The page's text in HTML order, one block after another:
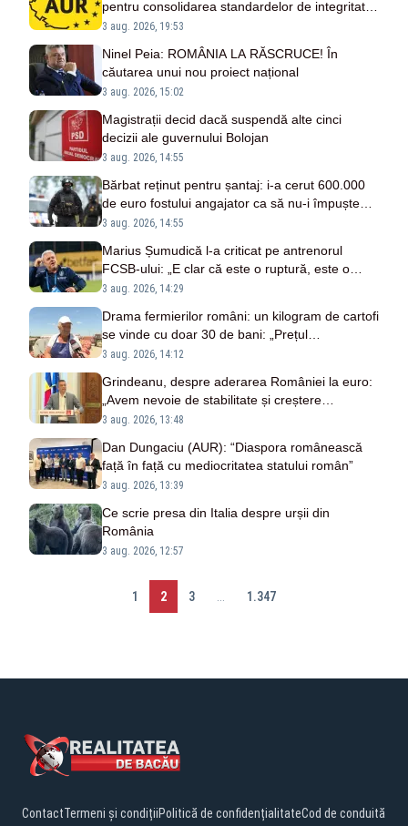
pentru consolidarea standardelor de integritate
în funcțiile publice
3 aug. 2026, 19:53
Ninel Peia: ROMÂNIA LA RĂSCRUCE! În
căutarea unui nou proiect național
3 aug. 2026, 15:02
Magistrații decid dacă suspendă alte cinci
decizii ale guvernului Bolojan
3 aug. 2026, 14:55
Bărbat reținut pentru șantaj: i-a cerut 600.000
de euro fostului angajator ca să nu-i împuște
fiul
3 aug. 2026, 14:55
Marius Șumudică l-a criticat pe antrenorul
FCSB-ului: „E clar că este o ruptură, este o
fractură acolo”
3 aug. 2026, 14:29
Drama fermierilor români: un kilogram de cartofi
se vinde cu doar 30 de bani: „Prețul
carburanților ne distruge!”
3 aug. 2026, 14:12
Grindeanu, despre aderarea României la euro:
„Avem nevoie de stabilitate și creștere
economică”
3 aug. 2026, 13:48
Dan Dungaciu (AUR): “Diaspora românească
față în față cu mediocritatea statului român”
3 aug. 2026, 13:39
Ce scrie presa din Italia despre urșii din
România
3 aug. 2026, 12:57
1 2 3 1.347
ContactTermeni și condițiiPolitică de confidențialitateCod de conduită